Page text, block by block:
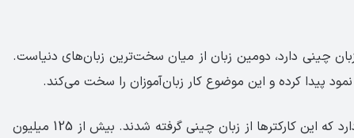
زبان چینی دارد، دومین زبان از میان سخت‌ترین زبان‌های دنیاست.
پیدا کرده و این موضوع کار زبان‌آموزان را سخت می‌کند.
در زبان ژاپنی به‌جای الفبا، کارکتر وجود دارد که این کارکترها از زبان چینی گرفته شدند. بیش از 125 میلیون